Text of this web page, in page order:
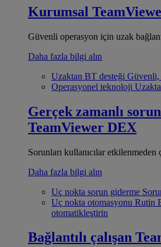
Kurumsal
Güvenli operasyon için uzak
Daha fazla bilgi alın
Uzaktan BT desteği Güvenli,
Operasyonel teknoloji
Gerçek zamanlı
TeamViewer DEX
Sorunları kullanıcılar etkilenmeden
Daha fazla bilgi alın
Uç nokta sorun giderme
Uç nokta otomasyonu Rutin
otomatikleştirin
Bağlantılı çalışan